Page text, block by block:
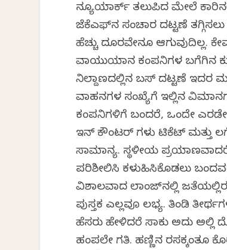
ನ್ಯೂಯಾರ್ಕ್‌ ತಲುಪಿದ ಮೇಲೆ
ಜೆಕೆಎಫ್‌ನ ಸಂಚಾರ ದಟ್ಟಣೆ ತಗ್ಗಿಸಲು
ಹೆಚ್ಚು ದೂರವೇನೂ ಆಗುವುದಿಲ್ಲ.
ವಾಯುಯಾನ ಕಂಪನಿಗಳ ಬಗೆಗಿನ
ನಿಲ್ದಾಣದಲ್ಲಿನ ಬಸ್‌ ದಟ್ಟಣೆ ಇದರ
ವಾಹನಗಳ ಸಂಖ್ಯೆಗೆ ಇಲ್ಲಿನ
ಕಂಪನಿಗಳಿಗೆ ಬಂದರೆ, ಒಂದೇ ಎರಡೇ
ಇನ್ ಕೌಂಟರ್ ಗಳು ಟಿಕೆಟ್‌ ಮತ್ತು
ಸಾಮಾನ್ಯ. ಸ್ಥಳೀಯ
ಪರಿಶೀಲಿಸಿ ಕಳುಹಿಸಿಕೊಡಲು
ವಿಶಾಲವಾದ ಲಾಂಜ್‌ನಲ್ಲಿ
ಪುಸ್ತಕ ಎಲ್ಲವೂ ಲಭ್ಯ. ತಿಂಡಿ
ಹೆಸರು ಹೇಳಿದರೆ ಸಾಕು ಅದು ಅಲ್ಲಿ
ಹಂಪಲೇ ಗತಿ. ಹಣ್ಣಿನ ರಸಕ್ಕಂತೂ